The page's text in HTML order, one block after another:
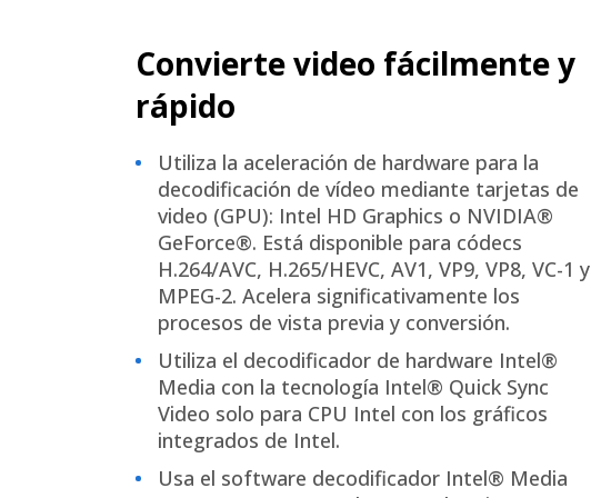
Convierte video fácilmente y
rápido
Utiliza la aceleración de hardware para la
decodificación de vídeo mediante tarjetas de
video (GPU): Intel HD Graphics o NVIDIA®
GeForce®. Está disponible para códecs
H.264/AVC, H.265/HEVC, AV1, VP9, VP8, VC-1 y
MPEG-2. Acelera significativamente los
procesos de vista previa y conversión.
Utiliza el decodificador de hardware Intel®
Media con la tecnología Intel® Quick Sync
Video solo para CPU Intel con los gráficos
integrados de Intel.
Usa el software decodificador Intel® Media